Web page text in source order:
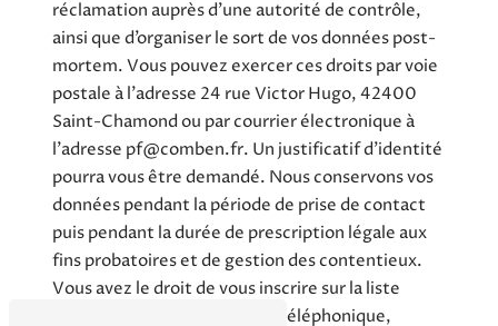
réclamation auprès d’une autorité de contrôle,
ainsi que d’organiser le sort de vos données post-
mortem. Vous pouvez exercer ces droits par voie
postale à l'adresse 24 rue Victor Hugo, 42400
Saint-Chamond ou par courrier électronique à
l'adresse pf@comben.fr. Un justificatif d'identité
pourra vous être demandé. Nous conservons vos
données pendant la période de prise de contact
puis pendant la durée de prescription légale aux
fins probatoires et de gestion des contentieux.
Vous avez le droit de vous inscrire sur la liste
d'opposition au démarchage téléphonique,